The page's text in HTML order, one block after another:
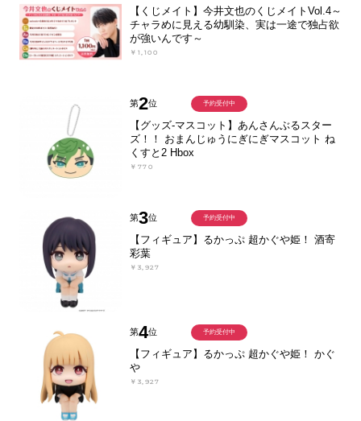
【くじメイト】今井文也のくじメイトVol.4～
チャラめに見える幼馴染、実は一途で独占欲
が強いんです～
￥1,100
第2位
【グッズ-マスコット】あんさんぶるスター
ズ！！ おまんじゅうにぎにぎマスコット ね
くすと2 Hbox
￥770
予約受付中
第3位
【フィギュア】るかっぷ 超かぐや姫！ 酒寄
彩葉
￥3,927
予約受付中
第4位
【フィギュア】るかっぷ 超かぐや姫！ かぐ
や
￥3,927
予約受付中